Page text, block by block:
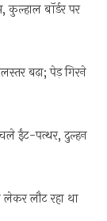
कुल्हाल बॉर्डर पर
बढ़ा; पेड़ गिरने
ईंट-पत्थर, दुल्हन
लेकर लौट रहा था